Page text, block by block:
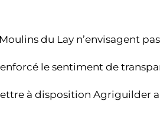
du Lay n’envisagent
le sentiment de
à disposition